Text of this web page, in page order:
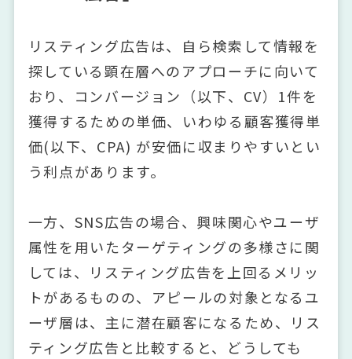
リスティング広告は、自ら検索して情報を
探している顕在層へのアプローチに向いて
おり、コンバージョン（以下、CV）1件を
獲得するための単価、いわゆる顧客獲得単
価(以下、CPA) が安価に収まりやすいとい
う利点があります。
一方、SNS広告の場合、興味関心やユーザ
属性を用いたターゲティングの多様さに関
しては、リスティング広告を上回るメリッ
トがあるものの、アピールの対象となるユ
ーザ層は、主に潜在顧客になるため、リス
ティング広告と比較すると、どうしても